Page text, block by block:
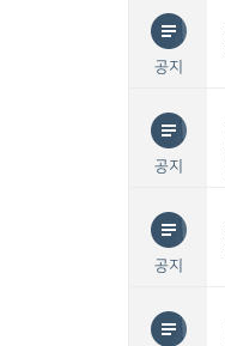
공지
공지
공지